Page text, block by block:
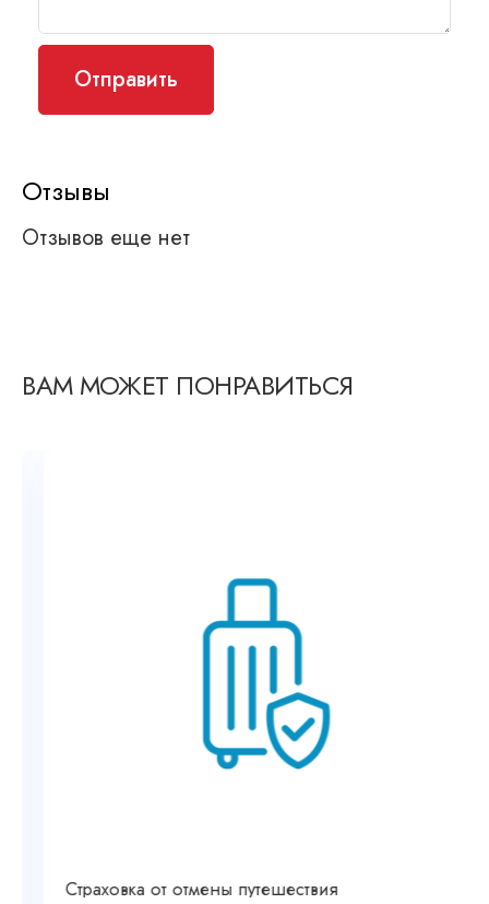
Отзывы
Отзывов еще нет
ВАМ МОЖЕТ ПОНРАВИТЬСЯ
Страховка от отмены путешествия